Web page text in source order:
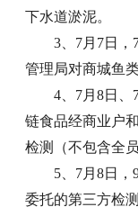
下水道淤泥。
3、7月7日，
管理局对商城鱼
4、7月8日
链食品经商业户
检测（不包含全
5、7月8日
委托的第三方检